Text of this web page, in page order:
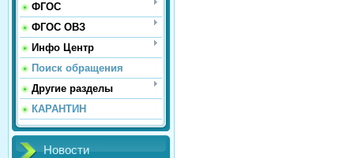
ФГОС
ФГОС ОВЗ
Инфо Центр
Поиск обращения
Другие разделы
КАРАНТИН
Новости